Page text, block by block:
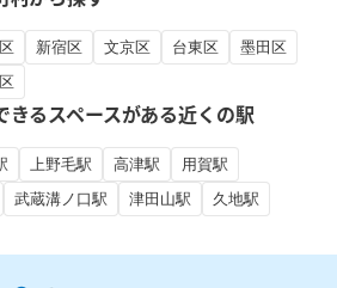
新宿区 文京区 台東区
墨田区
きるスペースがある近くの駅
上野毛駅 高津駅
用賀駅
武蔵溝ノ口駅 津田山駅 久地駅